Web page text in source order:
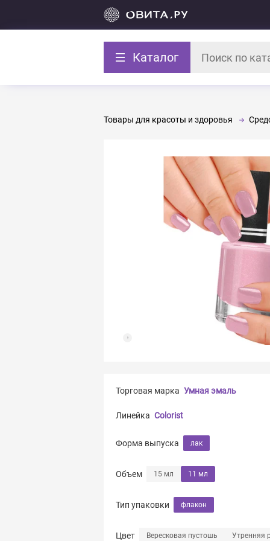
Каталог
Товары для красоты и здоровья
Торговая марка Умная эмаль
Линейка Colorist
Форма выпуска лак
Объем 15 мл 11 мл
Тип упаковки флакон
Цвет Вересковая пустошь Утренняя